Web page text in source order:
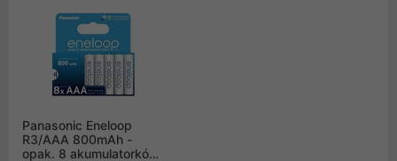
Panasonic Eneloop
R3/AAA 800mAh -
opak. 8 akumulatorków